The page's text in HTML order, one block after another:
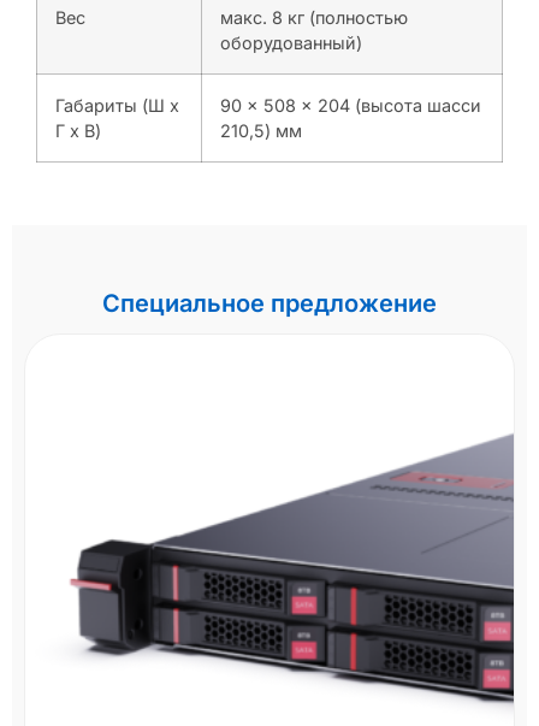
Вес
макс. 8 кг (полностью
оборудованный)
Габариты (Ш x
Г x В)
90 x 508 x 204 (высота шасси
210,5) мм
Специальное предложение
СХД HPE MSA 2060 R0Q73A - 16Gb FC
LFF
Два контроллера 16Gb FC, большой форм-фактор